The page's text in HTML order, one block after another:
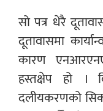
सो पत्र धेरै
दूतावासमा
कारण
हस्तक्षेप हो ।
दलीयकरणको